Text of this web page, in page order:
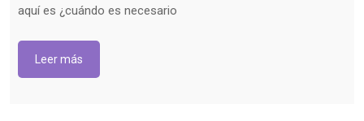
aquí es ¿cuándo es necesario
Leer más